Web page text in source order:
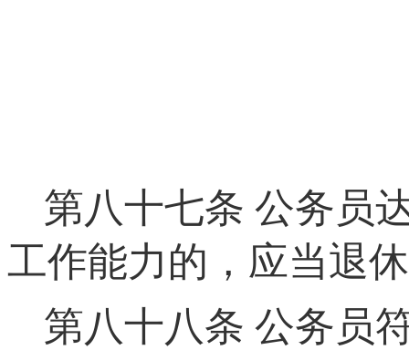
第八十七条 公务员
工作能力的，应当退
第八十八条 公务员